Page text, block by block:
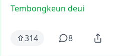
Tembongkeun deui
314 8